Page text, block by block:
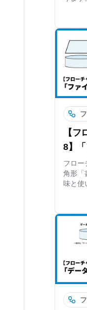
は？
い図を
自動
【
8】
子デ
フロー
角形「
味と使
「複
違い
扱い方
ート
紹介